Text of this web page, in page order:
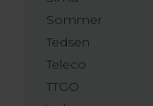
Sommer
Tedsen
Teleco
TTGO